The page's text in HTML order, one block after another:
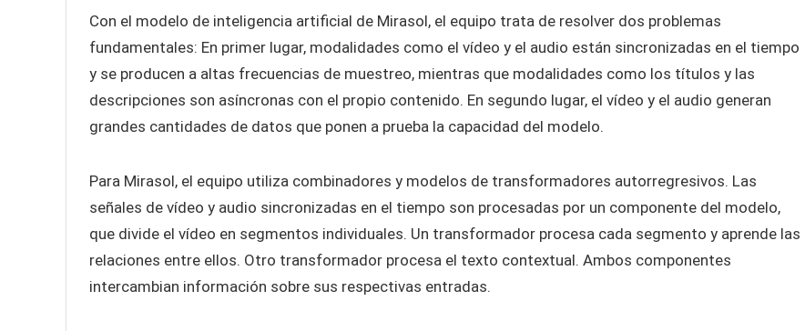
Con el modelo de inteligencia artificial de Mirasol, el equipo trata de resolver dos problemas
fundamentales: En primer lugar, modalidades como el vídeo y el audio están sincronizadas en el tiempo
y se producen a altas frecuencias de muestreo, mientras que modalidades como los títulos y las
descripciones son asíncronas con el propio contenido. En segundo lugar, el vídeo y el audio generan
grandes cantidades de datos que ponen a prueba la capacidad del modelo.
Para Mirasol, el equipo utiliza combinadores y modelos de transformadores autorregresivos. Las
señales de vídeo y audio sincronizadas en el tiempo son procesadas por un componente del modelo,
que divide el vídeo en segmentos individuales. Un transformador procesa cada segmento y aprende las
relaciones entre ellos. Otro transformador procesa el texto contextual. Ambos componentes
intercambian información sobre sus respectivas entradas.